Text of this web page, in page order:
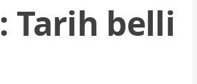
Tarih belli